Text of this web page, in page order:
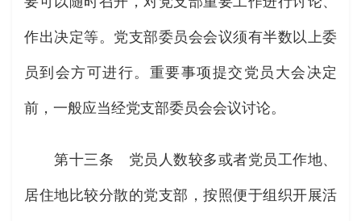
作出决定等。党支部委员会会议须有半数以上委
员到会方可进行。重要事项提交党员大会决定
前，一般应当经党支部委员会会议讨论。
第十三条 党员人数较多或者党员工作地、
居住地比较分散的党支部，按照便于组织开展活